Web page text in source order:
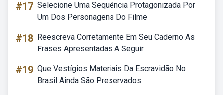
#17 Selecione Uma Sequência Protagonizada Por
Um Dos Personagens Do Filme
#18 Reescreva Corretamente Em Seu Caderno As
Frases Apresentadas A Seguir
#19 Que Vestígios Materiais Da Escravidão No
Brasil Ainda São Preservados